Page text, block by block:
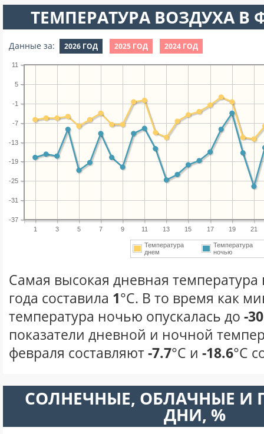
ТЕМПЕРАТУРА ВОЗДУХА В
Данные за: 2026 ГОД 2025 ГОД 2024 ГОД
1 3 5 7 9 11 13 15 17 19 21
-37
-31
-25
-19
-13
-7
-1
5
11
Температура
днем
Температура
ночью
Самая высокая дневная температура
года составила 1°С. В то время как
температура ночью опускалась до -30
показатели дневной и ночной
февраля составляют-7.7°С и -18.6°С
CОЛНЕЧНЫЕ, ОБЛАЧНЫЕ И
ДНИ, %